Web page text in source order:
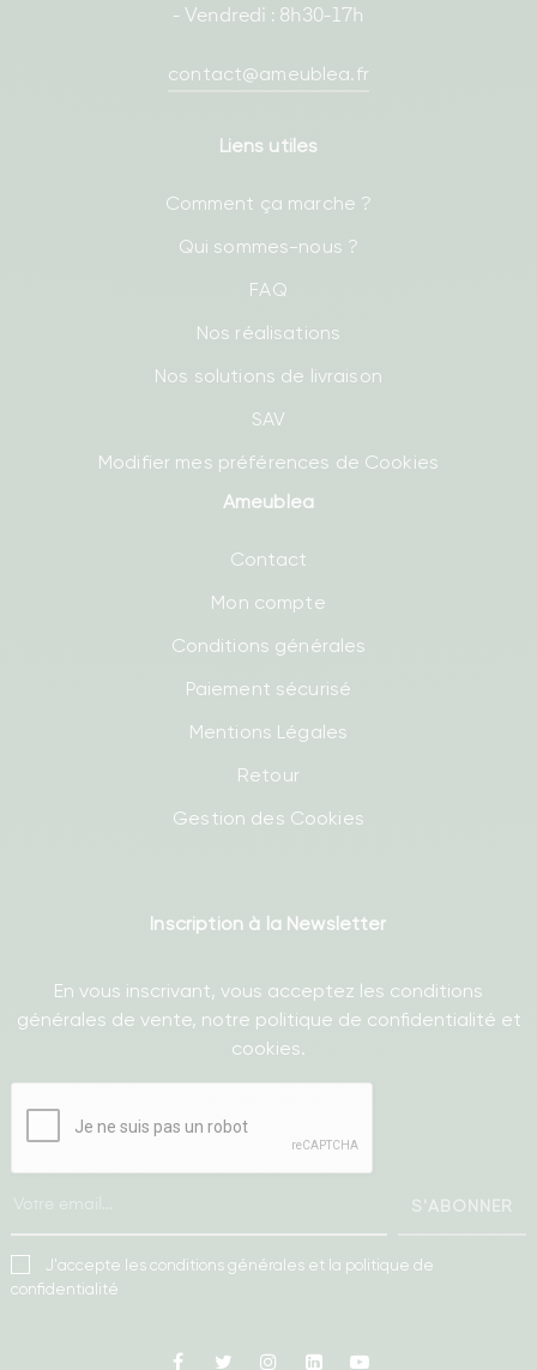
- Vendredi : 8h30-17h
contact@ameublea.fr
Liens utiles
Comment ça marche ?
Qui sommes-nous ?
FAQ
Nos réalisations
Nos solutions de livraison
SAV
Modifier mes préférences de Cookies
Ameublea
Contact
Mon compte
Conditions générales
Paiement sécurisé
Mentions Légales
Retour
Gestion des Cookies
Inscription à la Newsletter
En vous inscrivant, vous acceptez les conditions
générales de vente, notre politique de confidentialité et
cookies.
S'ABONNER
J'accepte les conditions générales et la politique de
confidentialité
Facebook
Twitter InstagramLinkedin